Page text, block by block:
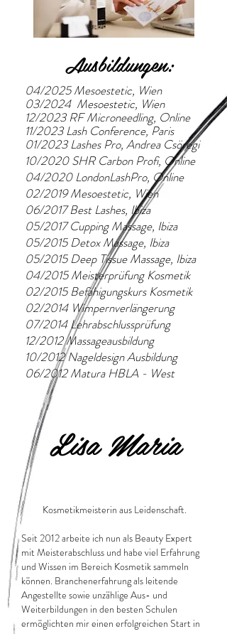
Ausbildungen:
04/2025 Mesoestetic, Wien
03/2024 Mesoestetic, Wien
12/2023RF Microneedling, Online
11/2023 Lash Conference, Paris
01/2023 Lashes Pro, Andrea Csöregi
10/2020 SHR Carbon Profi, Online
04/2020 LondonLashPro, Online
02/2019 Mesoestetic, Wien
06/2017 Best Lashes, Ibiza
05/2017 Cupping Massage, Ibiza
05/2015 Detox Massage, Ibiza
05/2015 Deep Tissue Massage, Ibiza
04/2015 Meisterprüfung Kosmetik
02/2015 Befähigungskurs Kosmetik
02/2014 Wimpernverlängerung
07/2014 Lehrabschlussprüfung
12/2012 Massageausbildung
10/2012 Nageldesign Ausbildung
06/2012 Matura HBLA - West
Lisa Maria
Kosmetikmeisterin aus Leidenschaft.
Seit 2012 arbeite ich nun als Beauty Expert
mit Meisterabschluss und habe viel Erfahrung
und Wissen im Bereich Kosmetik sammeln
können. Branchenerfahrung als leitende
Angestellte sowie unzählige Aus- und
Weiterbildungen in den besten Schulen
ermöglichten mir einen erfolgreichen Start in